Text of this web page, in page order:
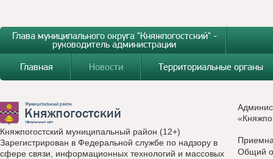
Глава муниципального округа "Княжпогостский" -
руководитель администрации
Главная
Новости Территориальные органы
Княжпогостский муниципальный район (12+)
Зарегистрирован в Федеральной службе по надзору в
сфере связи, информационных технологий и массовых
Общий